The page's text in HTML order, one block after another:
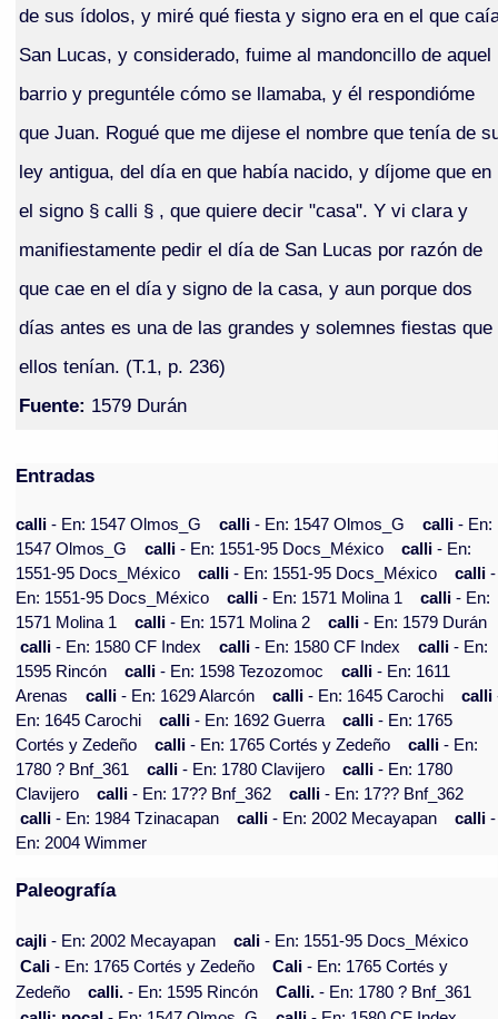
de sus ídolos, y miré qué fiesta y signo era en el que
San Lucas, y considerado, fuime al mandoncillo de aquel
barrio y preguntéle cómo se llamaba, y él respondióme
que Juan. Rogué que me dijese el nombre que tenía de
ley antigua, del día en que había nacido, y díjome que en
el signo § calli § , que quiere decir "casa". Y vi clara y
manifiestamente pedir el día de San Lucas por razón de
que cae en el día y signo de la casa, y aun porque dos
días antes es una de las grandes y solemnes fiestas que
ellos tenían. (T.1, p. 236)
Fuente: 1579 Durán
Entradas
calli- En: 1547 Olmos_G calli- En: 1547 Olmos_G calli- En:
1547 Olmos_G
calli- En: 1551-95 Docs_México calli- En:
1551-95 Docs_México
calli- En: 1551-95 Docs_México calli-
En: 1551-95 Docs_México
calli- En: 1571 Molina 1 calli- En:
1571 Molina 1
calli- En: 1571 Molina 2 calli- En: 1579 Durán
calli- En: 1580 CF Index calli- En: 1580 CF Index calli- En:
1595 Rincón
calli- En: 1598 Tezozomoc calli- En: 1611
Arenas
calli- En: 1629 Alarcón calli- En: 1645 Carochi calli
En: 1645 Carochi
calli- En: 1692 Guerra calli- En: 1765
Cortés y Zedeño
calli- En: 1765 Cortés y Zedeño calli- En:
1780 ? Bnf_361
calli- En: 1780 Clavijero calli- En: 1780
Clavijero
calli- En: 17?? Bnf_362 calli- En: 17?? Bnf_362
calli- En: 1984 Tzinacapan calli- En: 2002 Mecayapan calli-
En: 2004 Wimmer
Paleografía
cajli - En: 2002 Mecayapan cali - En: 1551-95 Docs_México
Cali - En: 1765 Cortés y Zedeño Cali - En: 1765 Cortés y
Zedeño
calli. - En: 1595 Rincón Calli. - En: 1780 ? Bnf_361